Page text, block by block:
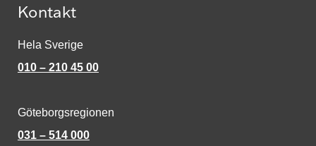
Kontakt
Hela Sverige
010 – 210 45 00
Göteborgsregionen
031 – 514 000